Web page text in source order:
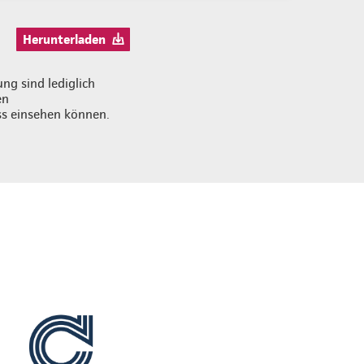
Herunterladen
sind lediglich
einsehen können.